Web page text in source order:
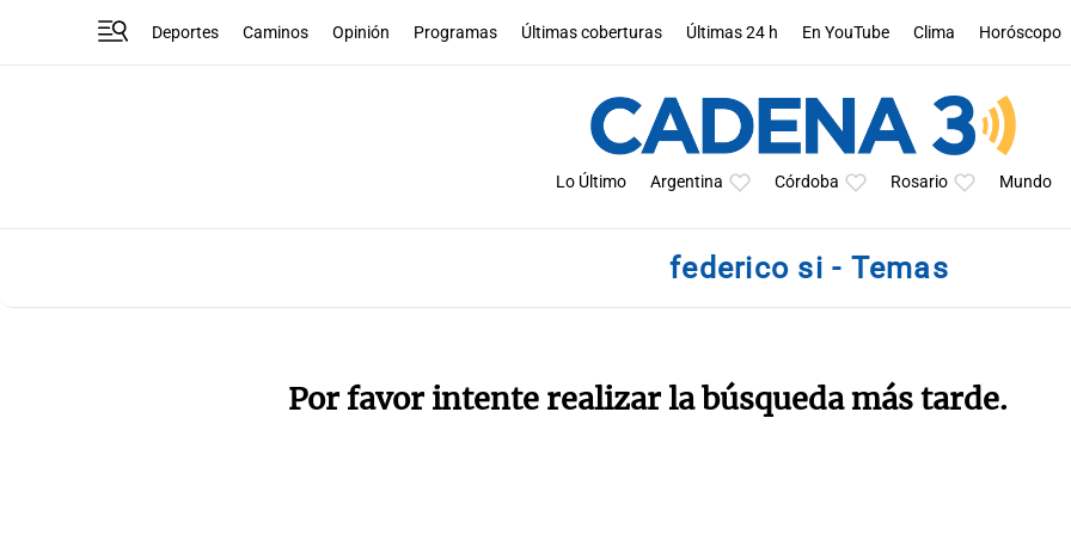
Deportes Caminos Opinión Programas Últimas coberturas Últimas 24 h En YouTube Clima Horóscopo
Lo Último Argentina Córdoba Rosario Mundo
federico si - Temas
Por favor intente realizar la búsqueda más tarde.